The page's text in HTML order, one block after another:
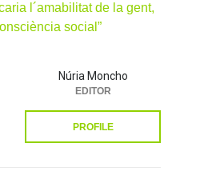
l´amabilitat de la gent,
social”
Núria Moncho
EDITOR
PROFILE